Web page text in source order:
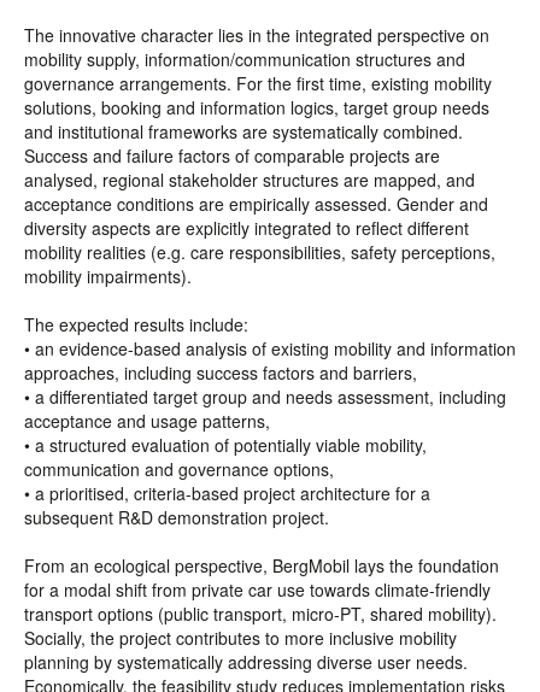
The innovative character lies in the integrated perspective on
mobility supply, information/communication structures and
governance arrangements. For the first time, existing mobility
solutions, booking and information logics, target group needs
and institutional frameworks are systematically combined.
Success and failure factors of comparable projects are
analysed, regional stakeholder structures are mapped, and
acceptance conditions are empirically assessed. Gender and
diversity aspects are explicitly integrated to reflect different
mobility realities (e.g. care responsibilities, safety perceptions,
mobility impairments).
The expected results include:
• an evidence-based analysis of existing mobility and information
approaches, including success factors and barriers,
• a differentiated target group and needs assessment, including
acceptance and usage patterns,
• a structured evaluation of potentially viable mobility,
communication and governance options,
• a prioritised, criteria-based project architecture for a
subsequent R&D demonstration project.
From an ecological perspective, BergMobil lays the foundation
for a modal shift from private car use towards climate-friendly
transport options (public transport, micro-PT, shared mobility).
Socially, the project contributes to more inclusive mobility
planning by systematically addressing diverse user needs.
Economically, the feasibility study reduces implementation risks